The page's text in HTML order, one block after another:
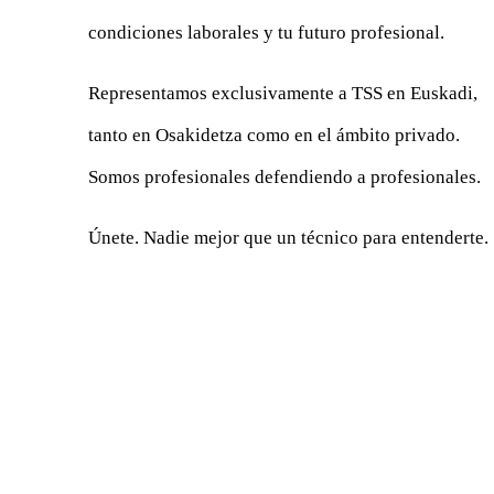
condiciones laborales y tu futuro profesional.
Representamos exclusivamente a TSS en Euskadi,
tanto en Osakidetza como en el ámbito privado.
Somos profesionales defendiendo a profesionales.
Únete. Nadie mejor que un técnico para entenderte.